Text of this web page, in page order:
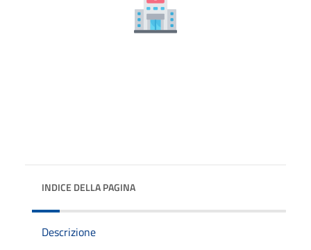
INDICE DELLA PAGINA
Descrizione